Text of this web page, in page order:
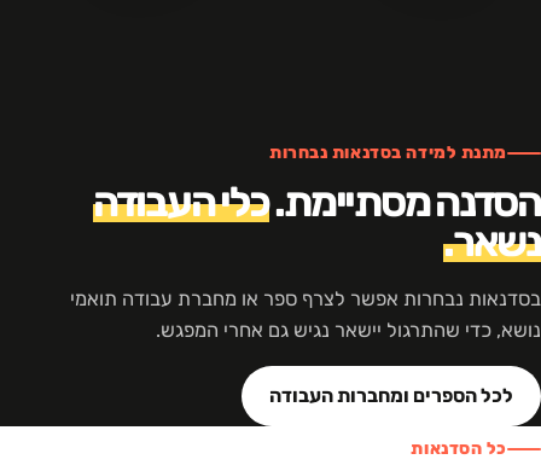
מתנת למידה בסדנאות נבחרות
הסדנה מסתיימת.כלי העבודה
נשאר.
בסדנאות נבחרות אפשר לצרף ספר או מחברת עבודה תואמי
נושא, כדי שהתרגול יישאר נגיש גם אחרי המפגש.
לכל הספרים ומחברות העבודה
כל הסדנאות